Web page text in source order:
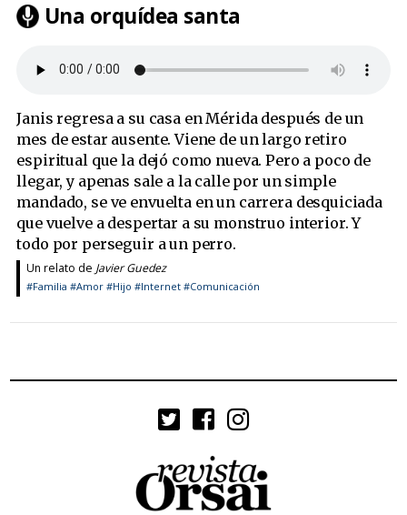
Una orquídea santa
Janis regresa a su casa en Mérida después de un
mes de estar ausente. Viene de un largo retiro
espiritual que la dejó como nueva. Pero a poco de
llegar, y apenas sale a la calle por un simple
mandado, se ve envuelta en un carrera desquiciada
que vuelve a despertar a su monstruo interior. Y
todo por perseguir a un perro.
Un relato de Javier Guedez
#Familia #Amor #Hijo #Internet #Comunicación